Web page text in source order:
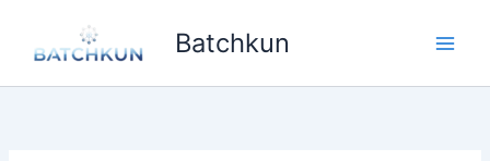
konten
Batchkun